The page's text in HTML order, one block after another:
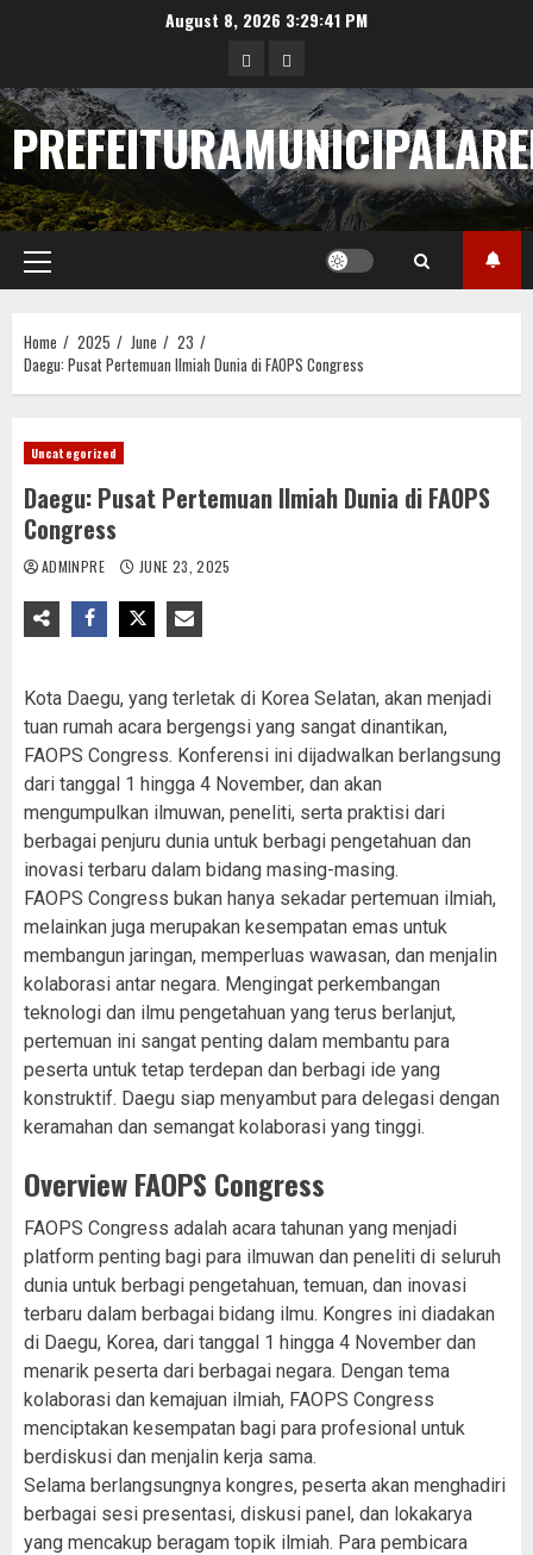
August 8, 2026 3:29:42 PM
pengeluaran
hongkong
pengeluaran
togel
sgp
Primary
Menu
Home 2025 June
23
Daegu: Pusat Pertemuan Ilmiah Dunia di FAOPS Congress
Uncategorized
Daegu: Pusat Pertemuan Ilmiah Dunia di FAOPS
Congress
ADMINPRE JUNE 23, 2025
Kota Daegu, yang terletak di Korea Selatan, akan menjadi
tuan rumah acara bergengsi yang sangat dinantikan,
FAOPS Congress. Konferensi ini dijadwalkan berlangsung
dari tanggal 1 hingga 4 November, dan akan
mengumpulkan ilmuwan, peneliti, serta praktisi dari
berbagai penjuru dunia untuk berbagi pengetahuan dan
inovasi terbaru dalam bidang masing-masing.
FAOPS Congress bukan hanya sekadar pertemuan ilmiah,
melainkan juga merupakan kesempatan emas untuk
membangun jaringan, memperluas wawasan, dan menjalin
kolaborasi antar negara. Mengingat perkembangan
teknologi dan ilmu pengetahuan yang terus berlanjut,
pertemuan ini sangat penting dalam membantu para
peserta untuk tetap terdepan dan berbagi ide yang
konstruktif. Daegu siap menyambut para delegasi dengan
keramahan dan semangat kolaborasi yang tinggi.
Overview FAOPS Congress
FAOPS Congress adalah acara tahunan yang menjadi
platform penting bagi para ilmuwan dan peneliti di seluruh
dunia untuk berbagi pengetahuan, temuan, dan inovasi
terbaru dalam berbagai bidang ilmu. Kongres ini diadakan
di Daegu, Korea, dari tanggal 1 hingga 4 November dan
menarik peserta dari berbagai negara. Dengan tema
kolaborasi dan kemajuan ilmiah, FAOPS Congress
menciptakan kesempatan bagi para profesional untuk
berdiskusi dan menjalin kerja sama.
Selama berlangsungnya kongres, peserta akan menghadiri
berbagai sesi presentasi, diskusi panel, dan lokakarya
yang mencakup beragam topik ilmiah. Para pembicara